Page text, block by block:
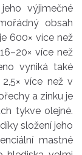
výjimečné
obsah
600× více než
více než
vyniká také
více než v
a zinku je
tykve olejné.
složení jeho
mastné